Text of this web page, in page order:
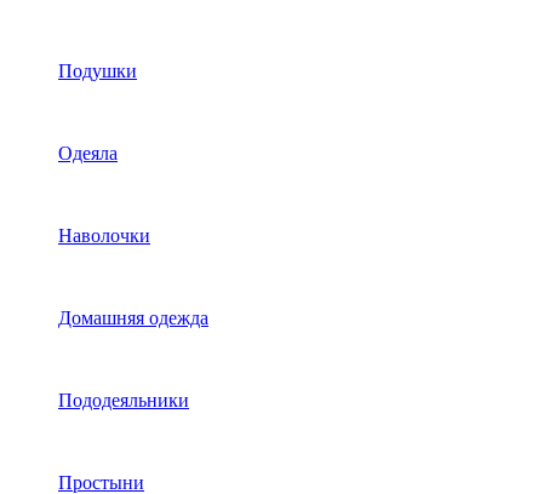
Подушки
Одеяла
Наволочки
Домашняя одежда
Пододеяльники
Простыни